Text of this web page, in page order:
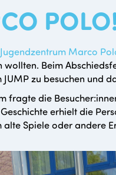
Jugendzentrum Marco
wollten. Beim
zu besuchen und
fragte die
erhielt die
Spiele oder andere